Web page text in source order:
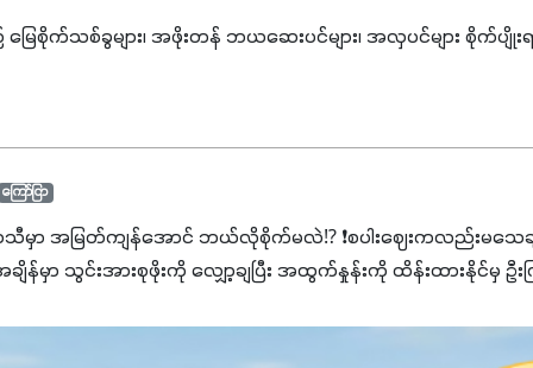
က်သစ်ခွများ၊ အဖိုးတန် ဘယဆေးပင်များ၊ အလှပင်များ စိုက်ပျိုးရာ
ကြော်ငြာ
ာသီမှာ အမြတ်ကျန်အောင် ဘယ်လိုစိုက်မလဲ⁉️ ❗စပါးဈေးကလည်းမသေ
ာ သွင်းအားစုဖိုးကို လျှော့ချပြီး အထွက်နှုန်းကို ထိန်းထားနိုင်မှ ဦး